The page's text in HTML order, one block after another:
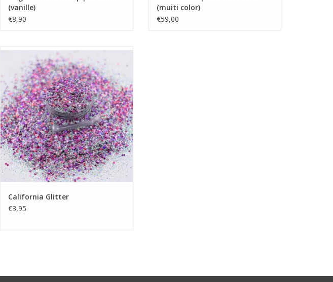
(vanille)
€8,90
(muiti color)
€59,00
California Glitter
Nailart
Nailart cursus
Nailart glitters
Winkel Zwijndrecht
Nagels producten
Prijzen zijn incl. BTW
TOEVOEGEN AAN WINKELWAGEN
California Glitter
€3,95